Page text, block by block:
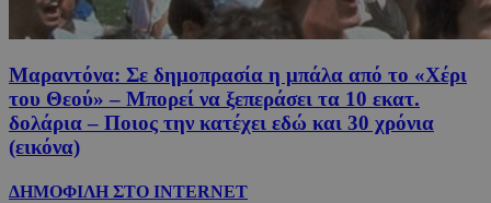
Μαραντόνα: Σε δημοπρασία η μπάλα από το «Χέρι
του Θεού» – Μπορεί να ξεπεράσει τα 10 εκατ.
δολάρια – Ποιος την κατέχει εδώ και 30 χρόνια
(εικόνα)
ΔΗΜΟΦΙΛΗ ΣΤΟ INTERNET